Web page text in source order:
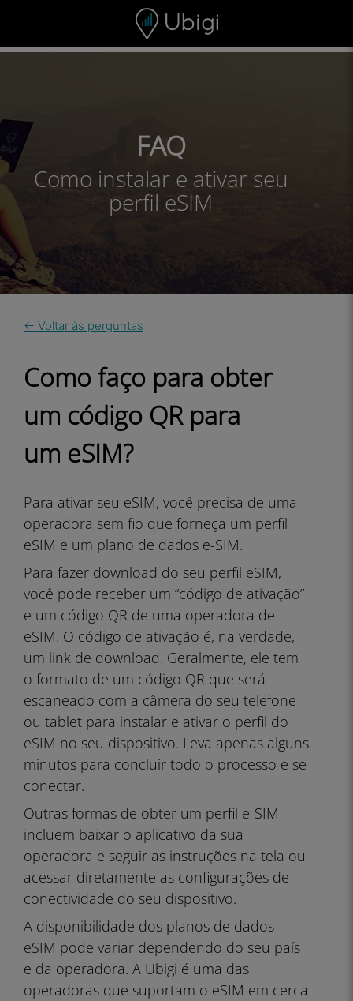
Barra de navegação
FAQ
Como instalar e ativar seu
perfil eSIM
← Voltar às perguntas
Como faço para obter
um código QR para
um eSIM?
Para ativar seu eSIM, você precisa de uma
operadora sem fio que forneça um perfil
eSIM e um plano de dados e-SIM.
Para fazer download do seu perfil eSIM,
você pode receber um “código de ativação”
e um código QR de uma operadora de
eSIM. O código de ativação é, na verdade,
um link de download. Geralmente, ele tem
o formato de um código QR que será
escaneado com a câmera do seu telefone
ou tablet para instalar e ativar o perfil do
eSIM no seu dispositivo. Leva apenas alguns
minutos para concluir todo o processo e se
conectar.
Outras formas de obter um perfil e-SIM
incluem baixar o aplicativo da sua
operadora e seguir as instruções na tela ou
acessar diretamente as configurações de
conectividade do seu dispositivo.
A disponibilidade dos planos de dados
eSIM pode variar dependendo do seu país
e da operadora. A Ubigi é uma das
operadoras que suportam o eSIM em cerca